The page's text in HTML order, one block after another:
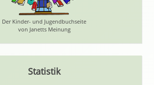
Der Kinder- und Jugendbuchseite
von Janetts Meinung
Statistik